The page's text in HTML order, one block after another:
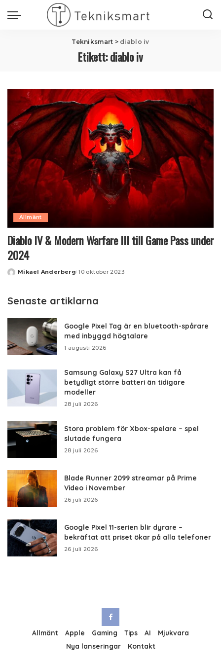
Tekniksmart > diablo iv
Etikett:diablo iv
Allmänt
Diablo IV & Modern Warfare III till Game Pass under
2024
Posted
Mikael Anderberg 10 oktober 2023
Senaste artiklarna
Google Pixel Tag är en bluetooth-spårare
med inbyggd högtalare
1 augusti 2026
Samsung Galaxy S27 Ultra kan få
betydligt större batteri än tidigare
modeller
28 juli 2026
Stora problem för Xbox-spelare – spel
slutade fungera
28 juli 2026
Blade Runner 2099 streamar på Prime
Video i November
26 juli 2026
Google Pixel 11-serien blir dyrare –
bekräftat att priset ökar på alla telefoner
26 juli 2026
Allmänt Apple Gaming Tips AI
Mjukvara
Nya lanseringar
Kontakt